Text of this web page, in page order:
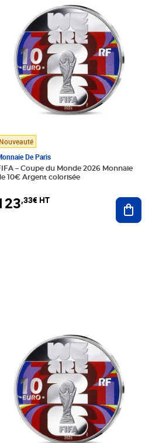
panier
Nouveauté
De Paris
– Coupe du Monde 2026 Monnaie
10€ Argent colorisée
,33€ HT